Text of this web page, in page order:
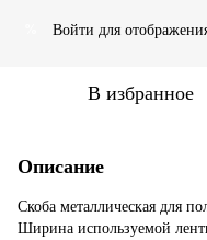
Войти для
В избранное
Описание
Скоба металлическая для
Ширина используемой